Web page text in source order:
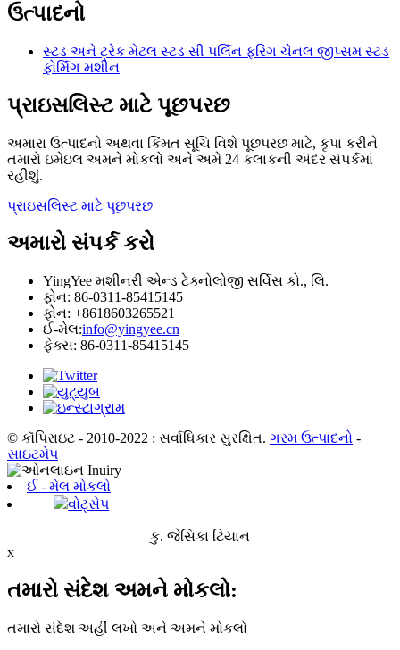
ઉત્પાદનો
સ્ટડ અને ટ્રેક મેટલ સ્ટડ સી પર્લિન ફરિંગ ચેનલ જીપ્સમ સ્ટડ
ફોર્મિંગ મશીન
પ્રાઇસલિસ્ટ માટે પૂછપરછ
અમારા ઉત્પાદનો અથવા કિંમત સૂચિ વિશે પૂછપરછ માટે, કૃપા કરીને
તમારો ઇમેઇલ અમને મોકલો અને અમે 24 કલાકની અંદર સંપર્કમાં
રહીશું.
પ્રાઇસલિસ્ટ માટે પૂછપરછ
અમારો સંપર્ક કરો
YingYee મશીનરી એન્ડ ટેક્નોલોજી સર્વિસ કો., લિ.
ફોન: 86-0311-85415145
ફોન: +8618603265521
ઈ-મેલ:info@yingyee.cn
ફેક્સ: 86-0311-85415145
© કૉપિરાઇટ - 2010-2022 : સર્વાધિકાર સુરક્ષિત. ગરમ ઉત્પાદનો -
સાઇટમેપ
ઈ - મેલ મોકલો
વોટ્સેપ
કુ. જેસિકા ટિયાન
x
તમારો સંદેશ અમને મોકલો:
તમારો સંદેશ અહીં લખો અને અમને મોકલો